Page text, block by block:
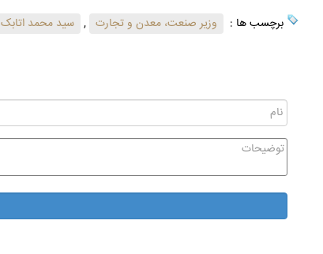
برچسب ها : وزیر صنعت، معدن و تجارت , سید محمد اتابک